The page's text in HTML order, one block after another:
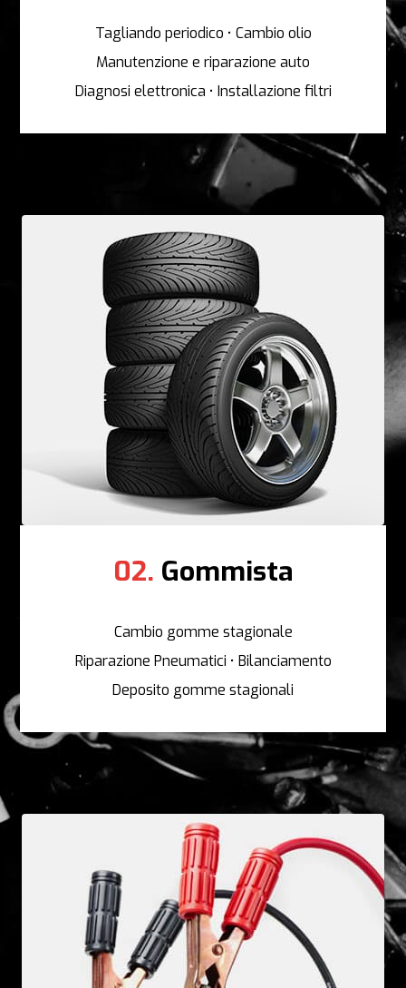
Tagliando periodico • Cambio olio
Manutenzione e riparazione auto
Diagnosi elettronica • Installazione filtri
02. Gommista
Cambio gomme stagionale
Riparazione Pneumatici • Bilanciamento
Deposito gomme stagionali